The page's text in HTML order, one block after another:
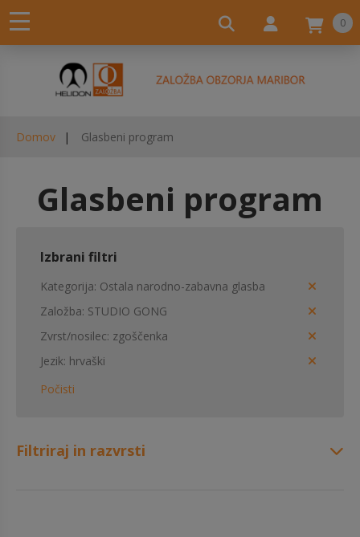
0
Domov Glasbeni program
Glasbeni program
Izbrani filtri
Kategorija Ostala narodno-zabavna glasba
Založba STUDIO GONG
Zvrst/nosilec zgoščenka
Jezik hrvaški
Počisti
Filtriraj in razvrsti